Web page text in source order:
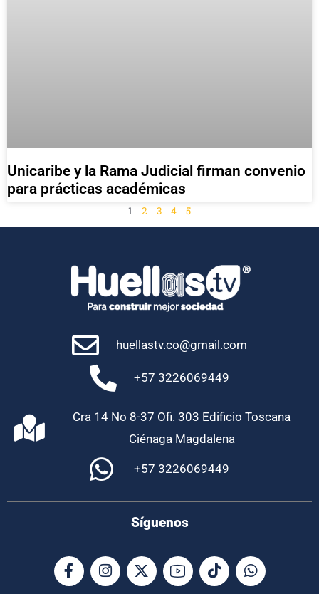
Unicaribe y la Rama Judicial firman convenio
para prácticas académicas
1 2 3 4 5
huellastv.co@gmail.com
+57 3226069449
Cra 14 No 8-37 Ofi. 303 Edificio Toscana
Ciénaga Magdalena
+57 3226069449
Síguenos